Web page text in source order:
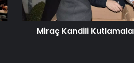
Serjoy : Dijital
Reklam Ajansı,
Tasarım Ajansı
Miraç Kandili